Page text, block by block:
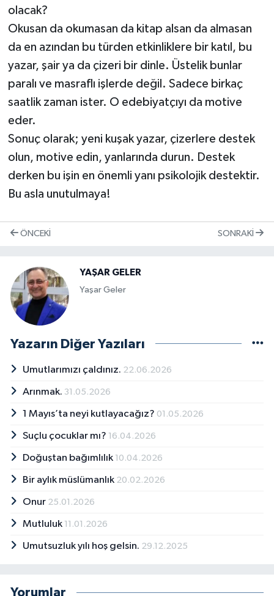
olacak?
Okusan da okumasan da kitap alsan da almasan
da en azından bu türden etkinliklere bir katıl, bu
yazar, şair ya da çizeri bir dinle. Üstelik bunlar
paralı ve masraflı işlerde değil. Sadece birkaç
saatlik zaman ister. O edebiyatçıyı da motive
eder.
Sonuç olarak; yeni kuşak yazar, çizerlere destek
olun, motive edin, yanlarında durun. Destek
derken bu işin en önemli yanı psikolojik destektir.
Bu asla unutulmaya!
ÖNCEKI SONRAKI
YAŞAR GELER
Yaşar Geler
Yazarın Diğer Yazıları
Umutlarımızı çaldınız. 22.06.2026
Arınmak. 31.05.2026
1 Mayıs’ta neyi kutlayacağız? 01.05.2026
Suçlu çocuklar mı? 16.04.2026
Doğuştan bağımlılık 10.04.2026
Bir aylık müslümanlık 20.02.2026
Onur 25.01.2026
Mutluluk 11.01.2026
Umutsuzluk yılı hoş gelsin. 29.12.2025
Yorumlar